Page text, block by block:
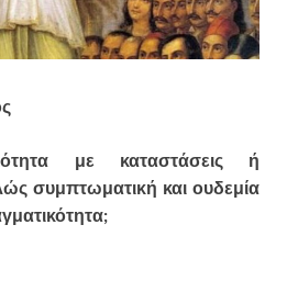
με καταστάσεις ή
συμπτωματική και ουδεμία